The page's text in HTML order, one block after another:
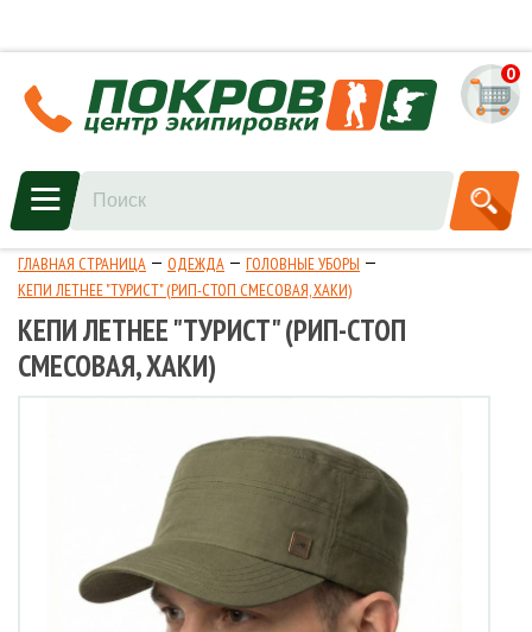
0
ГЛАВНАЯ СТРАНИЦА ОДЕЖДА
ГОЛОВНЫЕ УБОРЫ
КЕПИ ЛЕТНЕЕ "ТУРИСТ" (РИП-СТОП СМЕСОВАЯ, ХАКИ)
КЕПИ ЛЕТНЕЕ "ТУРИСТ" (РИП-СТОП
СМЕСОВАЯ, ХАКИ)